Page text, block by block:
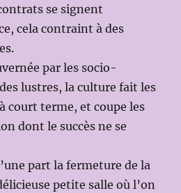
se signent
cela contraint à des
par les socio-
lustres, la culture fait les
court terme, et coupe les
dont le succès ne se
part la fermeture de la
petite salle où l’on